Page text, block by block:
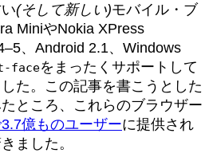
(そして新しい)モバイル・ブ
MiniやNokia XPress
、Android 2.1、Windows
faceをまったくサポートして
た。この記事を書こうとした
ところ、これらのブラウザー
億ものユーザーに提供され
ました。